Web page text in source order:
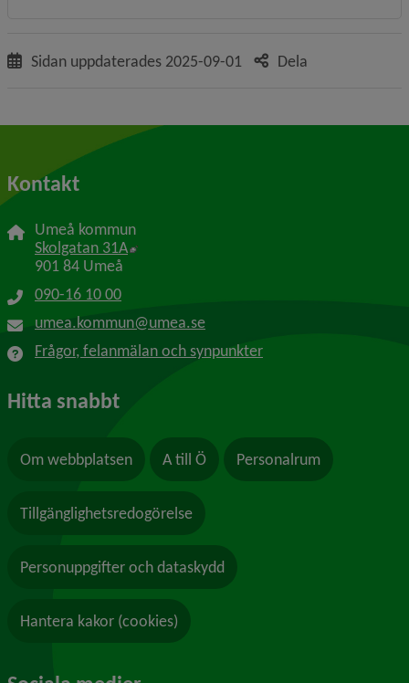
Sidan uppdaterades 2025-09-01 Dela
Kontakt
Umeå kommun
Skolgatan 31A Länk till annan webbplats, öppnas i nytt
901 84 Umeå
090-16 10 00
umea.kommun@umea.se
Frågor, felanmälan och synpunkter
Hitta snabbt
Om webbplatsen A till Ö Personalrum
Tillgänglighetsredogörelse
Personuppgifter och dataskydd
Hantera kakor (cookies)